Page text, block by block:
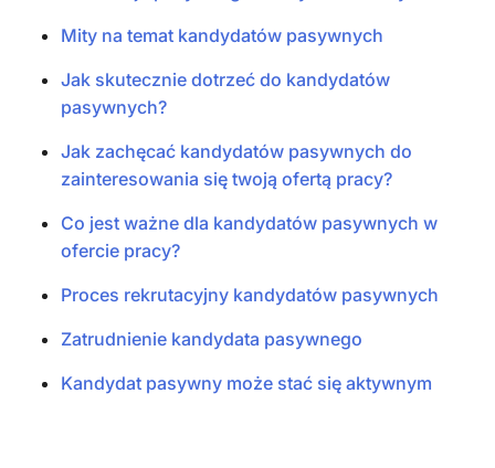
Mity na temat kandydatów pasywnych
Jak skutecznie dotrzeć do kandydatów
pasywnych?
Jak zachęcać kandydatów pasywnych do
zainteresowania się twoją ofertą pracy?
Co jest ważne dla kandydatów pasywnych w
ofercie pracy?
Proces rekrutacyjny kandydatów pasywnych
Zatrudnienie kandydata pasywnego
Kandydat pasywny może stać się aktywnym